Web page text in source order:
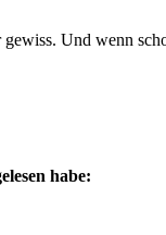
Und wenn
habe: